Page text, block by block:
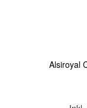
Alsiroyal